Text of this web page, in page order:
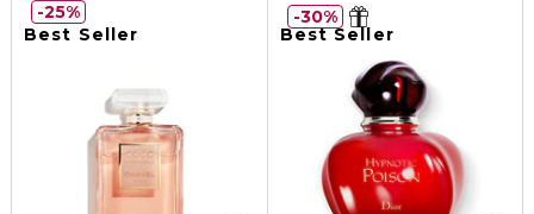
Best Seller
25%
Best Seller
30%